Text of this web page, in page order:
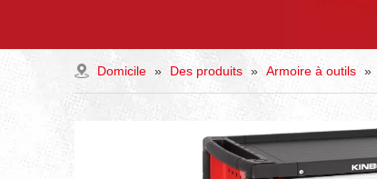
Domicile » Des produits » Armoire à outils »